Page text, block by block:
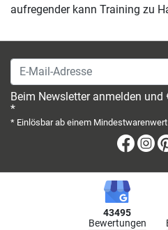
aufregender kann Training zu
E-Mail-Adresse
Beim Newsletter anmelden und
*
* Einlösbar ab einem
43495
Bewertungen